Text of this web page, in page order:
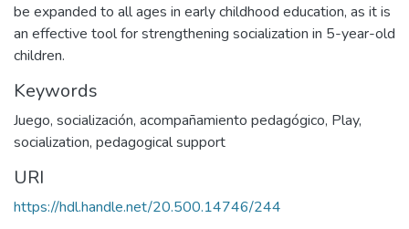
be expanded to all ages in early childhood education, as it is
an effective tool for strengthening socialization in 5-year-old
children.
Keywords
Juego, socialización, acompañamiento pedagógico, Play,
socialization, pedagogical support
URI
https://hdl.handle.net/20.500.14746/244